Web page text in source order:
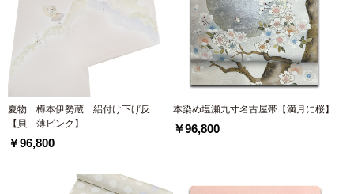
夏物 樽本伊勢蔵 絽付け下げ反
【貝 薄ピンク】
￥96,800
本染め塩瀬九寸名古屋帯【満月に桜】
￥96,800